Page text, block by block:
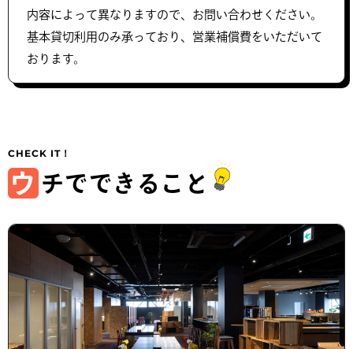
内容によって異なりますので、お問い合わせください。
基本貸切利用のみ承っており、営業補償費をいただいて
おります。
ウ チでできること